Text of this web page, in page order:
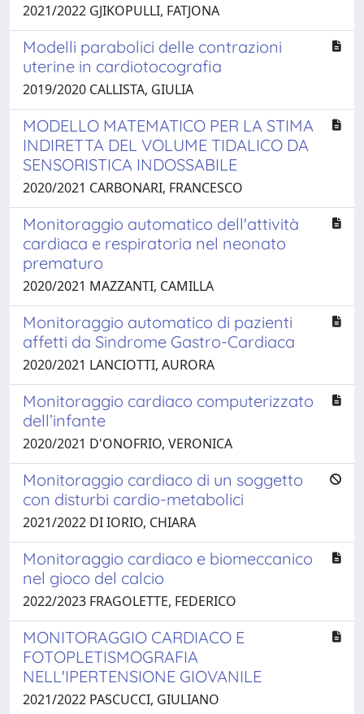
2021/2022 GJIKOPULLI, FATJONA
Modelli parabolici delle contrazioni
uterine in cardiotocografia
2019/2020 CALLISTA, GIULIA
MODELLO MATEMATICO PER LA STIMA
INDIRETTA DEL VOLUME TIDALICO DA
SENSORISTICA INDOSSABILE
2020/2021 CARBONARI, FRANCESCO
Monitoraggio automatico dell'attività
cardiaca e respiratoria nel neonato
prematuro
2020/2021 MAZZANTI, CAMILLA
Monitoraggio automatico di pazienti
affetti da Sindrome Gastro-Cardiaca
2020/2021 LANCIOTTI, AURORA
Monitoraggio cardiaco computerizzato
dell’infante
2020/2021 D'ONOFRIO, VERONICA
Monitoraggio cardiaco di un soggetto
con disturbi cardio-metabolici
2021/2022 DI IORIO, CHIARA
Monitoraggio cardiaco e biomeccanico
nel gioco del calcio
2022/2023 FRAGOLETTE, FEDERICO
MONITORAGGIO CARDIACO E
FOTOPLETISMOGRAFIA
NELL'IPERTENSIONE GIOVANILE
2021/2022 PASCUCCI, GIULIANO